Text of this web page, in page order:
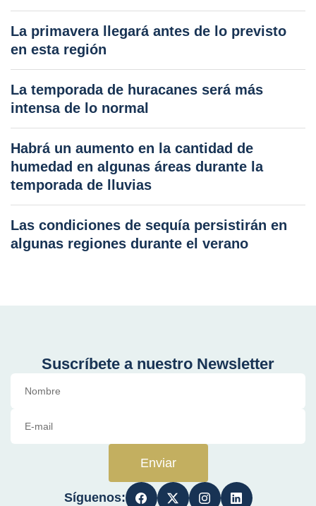
La primavera llegará antes de lo previsto
en esta región
La temporada de huracanes será más
intensa de lo normal
Habrá un aumento en la cantidad de
humedad en algunas áreas durante la
temporada de lluvias
Las condiciones de sequía persistirán en
algunas regiones durante el verano
Suscríbete a nuestro Newsletter
Enviar
Síguenos: